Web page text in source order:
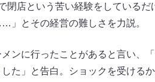
閉店という苦い経験をしている
」とその経営の難しさを力説。
ンに行ったことがあると言い、
た」と告白。ショックを受ける